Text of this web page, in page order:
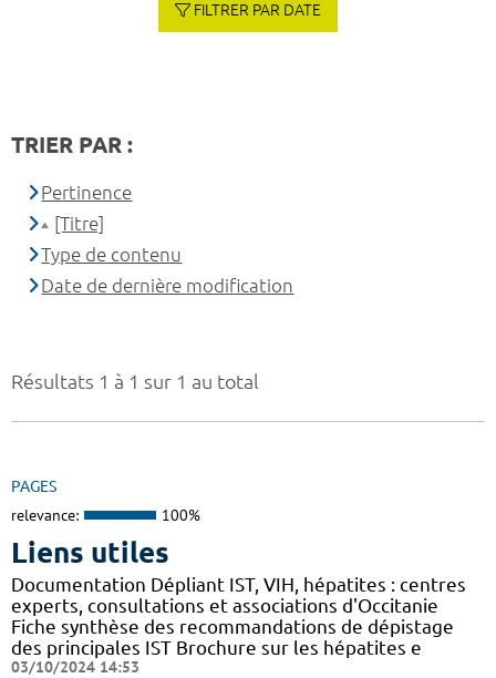
Résultats 1 à 1 sur 1 au total
PAGES
relevance: 100%
Liens utiles
Documentation Dépliant IST, VIH, hépatites : centres
experts, consultations et associations d'Occitanie
Fiche synthèse des recommandations de dépistage
des principales IST Brochure sur les hépatites e
03/10/2024 14:53
FILTRER PAR DATE
TRIER PAR :
Pertinence
[Titre]
Type de contenu
Date de dernière modification